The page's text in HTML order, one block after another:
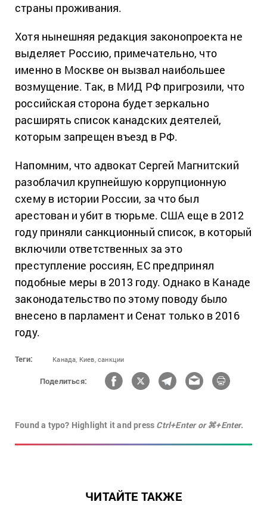
страны проживания.
Хотя нынешняя редакция законопроекта не
выделяет Россию, примечательно, что
именно в Москве он вызвал наибольшее
возмущение. Так, в МИД РФ пригрозили, что
российская сторона будет зеркально
расширять список канадских деятелей,
которым запрещен въезд в РФ.
Напомним, что адвокат Сергей Магнитский
разоблачил крупнейшую коррупционную
схему в истории России, за что был
арестован и убит в тюрьме. США еще в 2012
году приняли санкционный список, в который
включили ответственных за это
преступление россиян, ЕС предпринял
подобные меры в 2013 году. Однако в Канаде
законодательство по этому поводу было
внесено в парламент и Сенат только в 2016
году.
Теги: Канада, Киев, санкции
Поделиться:
Found a typo? Highlight it and press Ctrl+Enter or ⌘+Enter.
ЧИТАЙТЕ ТАКЖЕ